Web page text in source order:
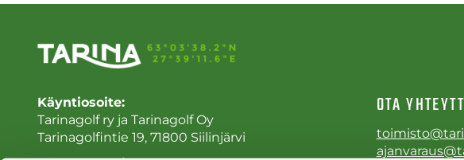
Käyntiosoite:
Tarinagolf ry ja Tarinagolf Oy
Tarinagolfintie 19, 71800 Siilinjärvi
OTA